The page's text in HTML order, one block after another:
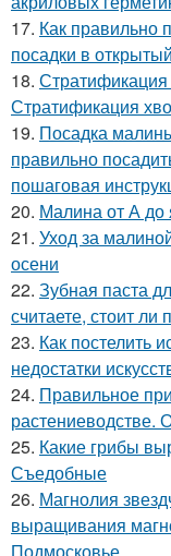
17. Как правильно
посадки в
18.
Стратификация
19. Посадка
правильно
пошаговая
20. Малина от А до
21. Уход за
осени
22. Зубная паста
считаете, стоит
23. Как постелить
недостатки
24. Правильное
растениеводстве.
25. Какие грибы
Съедобные
26. Магнолия
выращивания